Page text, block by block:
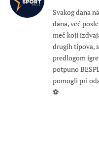
Svakog dana
dana, već
meč koji
drugih tipova,
predlogom
potpuno
pomogli pri
⚽